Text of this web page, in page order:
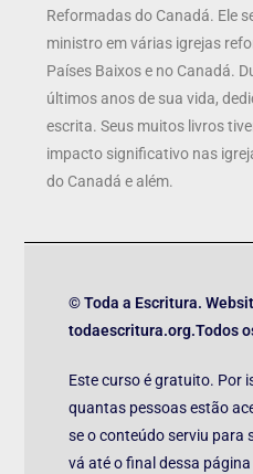
Reformadas do Canadá. Ele
ministro em várias igrejas
Países Baixos e no Canadá.
últimos anos de sua vida,
escrita. Seus muitos livros
impacto significativo nas
do Canadá e além.
© Toda a Escritura.
todaescritura.org.Todos
Este curso é gratuito. Por
quantas pessoas estão
se o conteúdo serviu para
vá até o final dessa página